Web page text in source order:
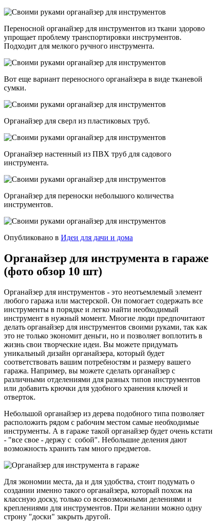
Переносной органайзер для инструментов из ткани здорово
упрощает проблему транспортировки инструментов.
Подходит для мелкого ручного инструмента.
Вот еще вариант переносного органайзера в виде тканевой
сумки.
Органайзер для сверл из пластиковых труб.
Органайзер настенный из ПВХ труб для садового
инструмента.
Органайзер для переноски небольшого количества
инструментов.
Опубликовано в Идеи для дачи и дома
Органайзер для инструмента в гараже
(фото обзор 10 шт)
Органайзер для инструментов - это неотъемлемый элемент
любого гаража или мастерской. Он помогает содержать все
инструменты в порядке и легко найти необходимый
инструмент в нужный момент. Многие люди предпочитают
делать органайзер для инструментов своими руками, так как
это не только экономит деньги, но и позволяет воплотить в
жизнь свои творческие идеи. Вы можете придумать
уникальный дизайн органайзера, который будет
соответствовать вашим потребностям и размеру вашего
гаража. Например, вы можете сделать органайзер с
различными отделениями для разных типов инструментов
или добавить крючки для удобного хранения ключей и
отверток.
Небольшой органайзер из дерева подобного типа позволяет
расположить рядом с рабочим местом самые необходимые
инструменты. А в гараже такой органайзер будет очень кстати
- "все свое - держу с собой". Небольшие деления дают
возможность хранить там много предметов.
Для экономии места, да и для удобства, стоит подумать о
создании именно такого органайзера, который похож на
классную доску, только со всевозможными делениями и
креплениями для инструментов. При желании можно одну
строну "доски" закрыть другой.